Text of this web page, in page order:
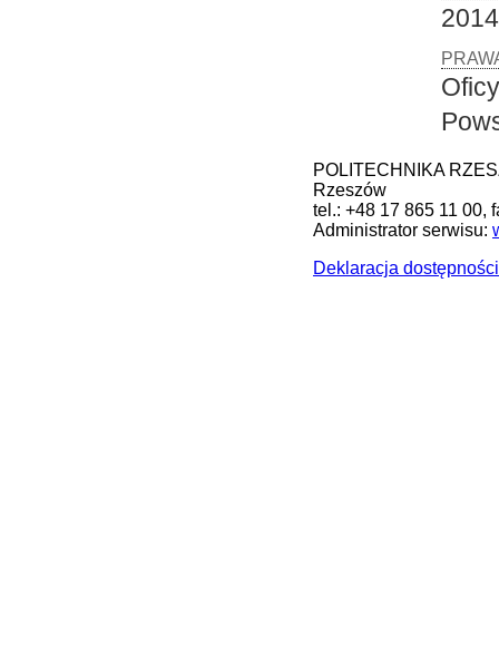
POLITECHNIKA
Rzeszów
tel.: +48 17 865 11 00,
Administrator serwisu:
Deklaracja dostępności